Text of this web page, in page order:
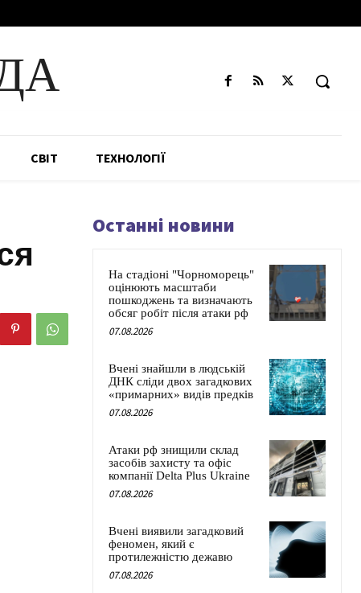
СВІТ ТЕХНОЛОГІЇ
Останні новини
На стадіоні "Чорноморець"
оцінюють масштаби
пошкоджень та визначають
обсяг робіт після атаки рф
07.08.2026
Вчені знайшли в людській
ДНК сліди двох загадкових
«примарних» видів предків
07.08.2026
Атаки рф знищили склад
засобів захисту та офіс
компанії Delta Plus Ukraine
07.08.2026
Вчені виявили загадковий
феномен, який є
протилежністю дежавю
07.08.2026